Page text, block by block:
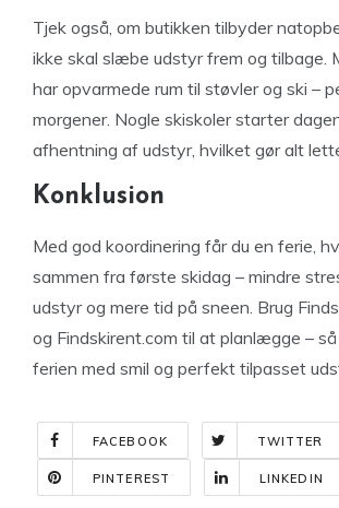
Tjek også, om butikken tilbyder
ikke skal slæbe udstyr frem og tilbage.
har opvarmede rum til støvler og ski –
morgener. Nogle skiskoler starter
afhentning af udstyr, hvilket gør alt
Konklusion
Med god koordinering får du en ferie,
sammen fra første skidag – mindre
udstyr og mere tid på sneen. Brug
og Findskirent.com til at planlægge –
ferien med smil og perfekt tilpasset
FACEBOOK TWITTER
PINTEREST LINKEDIN